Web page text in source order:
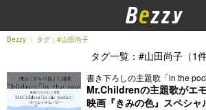
Bezzy タグ：#⼭⽥尚⼦
タグ一覧：#⼭⽥尚⼦（1件
書き下ろしの主題歌「in the
Mr.Childrenの主題歌がエ
映画『きみの色』スペシャ